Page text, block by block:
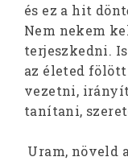
és ez a hit
Nem nekem
terjeszkedni.
az életed
vezetni,
tanítani,
Uram, növeld